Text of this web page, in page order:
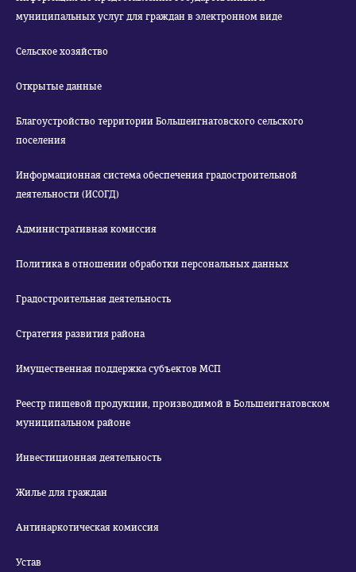
муниципальных услуг для граждан в электронном виде
Сельское хозяйство
Открытые данные
Благоустройство территории Большеигнатовского сельского
поселения
Информационная система обеспечения градостроительной
деятельности (ИСОГД)
Административная комиссия
Политика в отношении обработки персональных данных
Градостроительная деятельность
Стратегия развития района
Имущественная поддержка субъектов МСП
Реестр пищевой продукции, производимой в Большеигнатовском
муниципальном районе
Инвестиционная деятельность
Жилье для граждан
Антинаркотическая комиссия
Устав